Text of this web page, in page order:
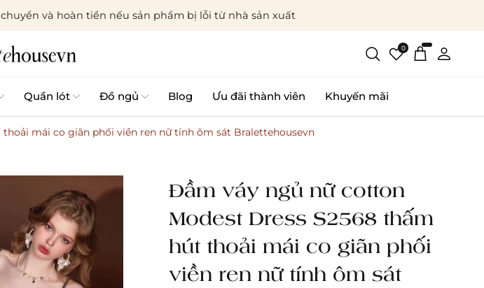
và hoàn tiền nếu sản phẩm bị lỗi từ nhà sản xuất
0
Quần lót Đồ ngủ Blog Ưu đãi thành viên Khuyến mãi
mái co giãn phối viền ren nữ tính ôm sát Bralettehousevn
Đầm váy ngủ nữ cotton
Modest Dress S2568 thấm
hút thoải mái co giãn phối
viền ren nữ tính ôm sát